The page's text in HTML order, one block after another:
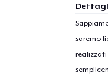
saremo
realizzati